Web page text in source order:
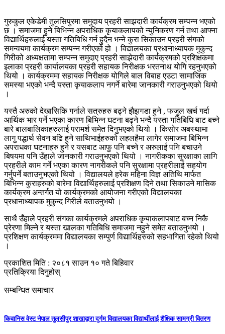
गुरुकुल एकेडेमी तुलसिपुरमा समुदाय प्रहरी साझदारी कार्यक्रम सम्पन्न भएको
छ । समाजमा हुने बिभिन्न अपराधिक कृयाकलापको न्युनिकरण गर्न तथा आफ्ना
विद्यार्थिहरुलाई यस्ता गतिबिधि गर्न हुदैन भन्ने कुरा सिकाउन प्रहरी संगको
समन्वयमा कार्यक्रम सम्पन्न गरीएको हो । विद्यालयका प्रधानाध्यापक मुकुन्द
गिरीको अध्यक्षतामा सम्पन्न समुदाए प्रहरी साझेदारी कार्यक्रमको प्रशिक्षकमा
इलाका प्रहरी कार्यालयका प्रहरी सहायक निरीक्षक भरतनाथ योगि रहनुभएको
थियो । कार्यक्रममा सहायक निरीक्षक योगिले बाल विबाह एउटा सामाजिक
समस्या भएको भन्दै यस्ता कृयाकलाप नगर्ने बारेमा जानकारी गराउनुभएको थियो
।
यस्तै अरुको देखासिकि गर्नाले सत्रुहरु बढ्ने झैझगडा हुने , फजुल खर्च गर्दा
आर्थिक भार पर्ने भएका कारण बिभिन्न घटना बढ्ने भन्दै यस्ता गतिबिधि बाट बच्ने
बारे बालबालिकाहरुलाई परामर्श समेत दिनुभएको थियो । किसोर अबस्थामा
लागु पद्धार्थ सेवन बढि हुने साथिभाईहरुको लहलहैमा लागेर समाजमा बिभिन्न
अपराधका घटनाहरु हुने र यसबाट आफु पनि बच्ने र अरुलाई पनि बचाउने
बिषयमा पनि उँहाले जानकारी गराउनुभएको थियो । नागरीकका सुरक्षाका लागि
प्रहरीले काम गर्ने भएका कारण नागरीकले पनि सुरक्षामा प्रहरीलाई सहयोग
गर्नुपर्ने बताउनुभएको थियो । विद्यालयले हरेक महिना विज्ञ अतिथि मार्फत
बिभिन्न कुराहरुको बारेमा विद्यार्थिहरुलाई प्रशिक्षण दिने तथा सिकाउने मासिक
कार्यक्रम अन्तर्गत यो कार्यक्रमको आयोजना गरीएको विद्यालयका
प्रधानाध्यापक मुकुन्द गिरीले बताउनुभयो ।
साथै उँहाले प्रहरी संगका कार्यक्रमले अपराधिक कृयाकलापबाट बच्न निकै
प्रेरणा मिल्ने र यस्ता खालका गतिबिधि समाजमा नहुने समेत बताउनुभयो ।
प्रशिक्षण कार्यक्रममा विद्यालयका सम्पुर्ण विद्यार्थिहरुको सहभागिता रहेको थियो
।
प्रकाशित मिति : २०८१ साउन १० गते बिहिवार
प्रतिक्रिया दिनुहोस्
सम्बन्धित समाचार
किवानिस वेस्ट नेपाल तुलसीपुर शाखाद्वारा दुर्गम विद्यालयका विद्यार्थीलाई शैक्षिक सामग्री वितरण